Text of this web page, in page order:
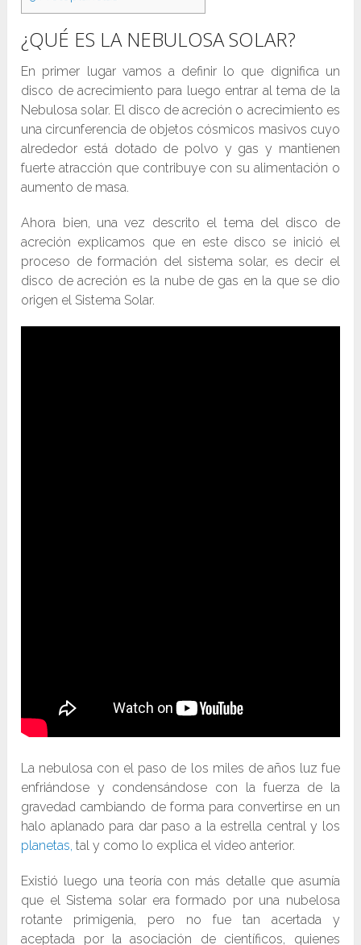
¿QUÉ ES LA NEBULOSA SOLAR?
En primer lugar vamos a definir lo que dignifica un
disco de acrecimiento para luego entrar al tema de la
Nebulosa solar. El disco de acreción o acrecimiento es
una circunferencia de objetos cósmicos masivos cuyo
alrededor está dotado de polvo y gas y mantienen
fuerte atracción que contribuye con su alimentación o
aumento de masa.
Ahora bien, una vez descrito el tema del disco de
acreción explicamos que en este disco se inició el
proceso de formación del sistema solar, es decir el
disco de acreción es la nube de gas en la que se dio
origen el Sistema Solar.
La nebulosa con el paso de los miles de años luz fue
enfriándose y condensándose con la fuerza de la
gravedad cambiando de forma para convertirse en un
halo aplanado para dar paso a la estrella central y los
planetas, tal y como lo explica el video anterior.
Existió luego una teoría con más detalle que asumía
que el Sistema solar era formado por una nubelosa
rotante primigenia, pero no fue tan acertada y
aceptada por la asociación de científicos, quienes